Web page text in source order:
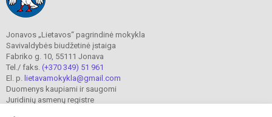
Jonavos „Lietavos“ pagrindinė mokykla
Savivaldybės biudžetinė įstaiga
Fabriko g. 10, 55111 Jonava
Tel./ faks. (+370 349) 51 961
El. p. lietavamokykla@gmail.com
Duomenys kaupiami ir saugomi
Juridinių asmenų registre